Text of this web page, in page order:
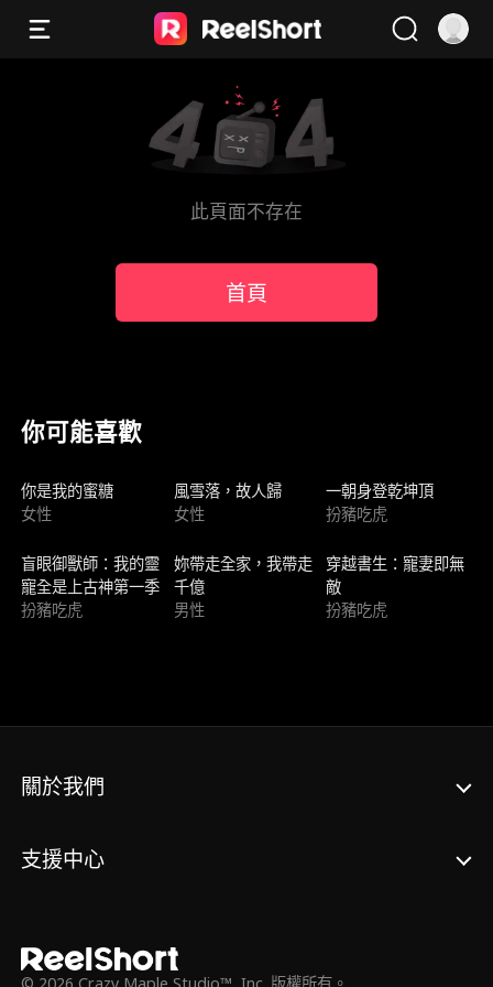
此頁面不存在
首頁
你可能喜歡
新上架
你是我的蜜糖
女性
新上架
風雪落，故人歸
女性
新上架
一朝身登乾坤頂
扮豬吃虎
新上架
盲眼御獸師：我的靈
寵全是上古神第一季
扮豬吃虎
新上架
妳帶走全家，我帶走
千億
男性
熱門趨勢
穿越書生：寵妻即無
敵
扮豬吃虎
關於我們
支援中心